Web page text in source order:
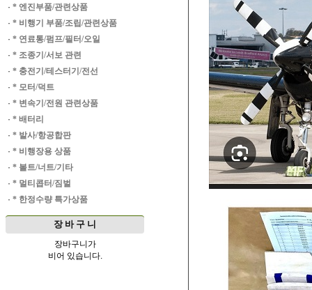
· * 엔진부품/관련상품
· * 비행기 부품/조립/관련상품
· * 연료통/펌프/필터/오일
· * 조종기/서보 관련
· * 충전기/테스터기/전선
· * 모터/덕트
· * 변속기/전원 관련상품
· * 배터리
· * 발사/항공합판
· * 비행장용 상품
· * 볼트/너트/기타
· * 멀티콥터/짐벌
· * 한정수량 특가상품
장 바 구 니
장바구니가
비어 있습니다.